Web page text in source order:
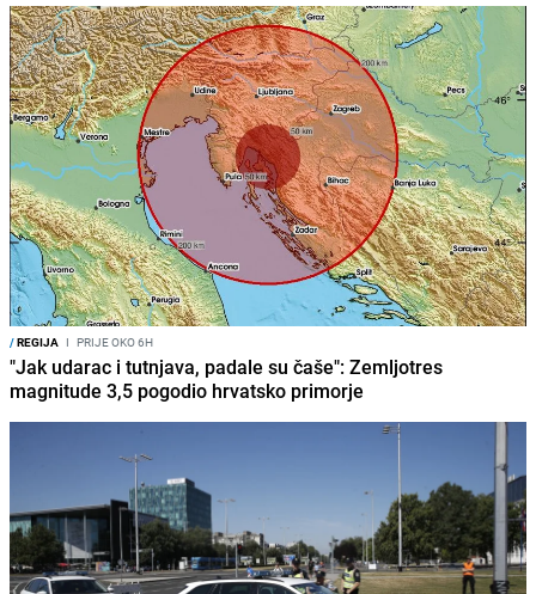
/REGIJA I PRIJE OKO 6H
"Jak udarac i tutnjava, padale su čaše": Zemljotres
magnitude 3,5 pogodio hrvatsko primorje